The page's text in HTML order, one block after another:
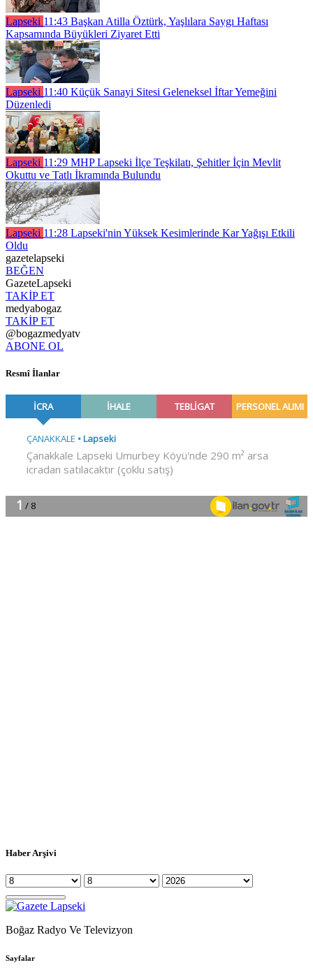
Lapseki 11:43 Başkan Atilla Öztürk, Yaşlılara Saygı Haftası
Kapsamında Büyükleri Ziyaret Etti
Lapseki 11:40 Küçük Sanayi Sitesi Geleneksel İftar Yemeğini
Düzenledi
Lapseki 11:29 MHP Lapseki İlçe Teşkilatı, Şehitler İçin Mevlit
Okuttu ve Tatlı İkramında Bulundu
Lapseki 11:28 Lapseki'nin Yüksek Kesimlerinde Kar Yağışı Etkili
Oldu
gazetelapseki
BEĞEN
GazeteLapseki
TAKİP ET
medyabogaz
TAKİP ET
@bogazmedyatv
ABONE OL
Resmî İlanlar
Haber Arşivi
Boğaz Radyo Ve Televizyon
Sayfalar